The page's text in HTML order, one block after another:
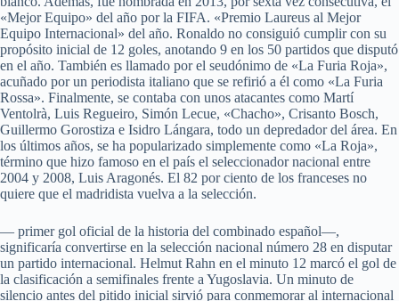
«Mejor Equipo» del año por la FIFA. «Premio Laureus al Mejor
Equipo Internacional» del año. Ronaldo no consiguió cumplir con su
propósito inicial de 12 goles, anotando 9 en los 50 partidos que disputó
en el año. También es llamado por el seudónimo de «La Furia Roja»,
acuñado por un periodista italiano que se refirió a él como «La Furia
Rossa». Finalmente, se contaba con unos atacantes como Martí
Ventolrà, Luis Regueiro, Simón Lecue, «Chacho», Crisanto Bosch,
Guillermo Gorostiza e Isidro Lángara, todo un depredador del área. En
los últimos años, se ha popularizado simplemente como «La Roja»,
término que hizo famoso en el país el seleccionador nacional entre
2004 y 2008, Luis Aragonés. El 82 por ciento de los franceses no
quiere que el madridista vuelva a la selección.
— primer gol oficial de la historia del combinado español—,
significaría convertirse en la selección nacional número 28 en disputar
un partido internacional. Helmut Rahn en el minuto 12 marcó el gol de
la clasificación a semifinales frente a Yugoslavia. Un minuto de
silencio antes del pitido inicial sirvió para conmemorar al internacional